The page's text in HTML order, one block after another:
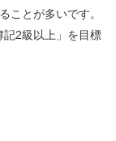
ことが多いです。
2級以上」を目標